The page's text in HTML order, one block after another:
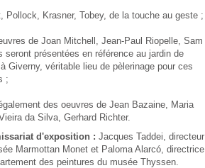
Pollock, Krasner, Tobey, de la touche au geste ;
de Joan Mitchell, Jean-Paul Riopelle, Sam
seront présentées en référence au jardin de
Giverny, véritable lieu de pèlerinage pour ces
;
des oeuvres de Jean Bazaine, Maria
da Silva, Gerhard Richter.
d'exposition : Jacques Taddei, directeur
Marmottan Monet et Paloma Alarcó, directrice
des peintures du musée Thyssen.